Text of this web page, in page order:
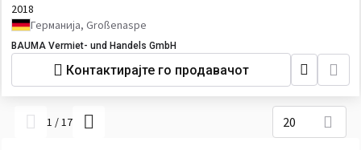
2018
Германија, Großenaspe
BAUMA Vermiet- und Handels GmbH
Контактирајте го продавачот
1 /17 20